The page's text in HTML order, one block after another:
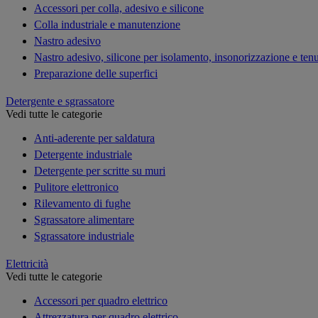
Accessori per colla, adesivo e silicone
Colla industriale e manutenzione
Nastro adesivo
Nastro adesivo, silicone per isolamento, insonorizzazione e
Preparazione delle superfici
Detergente e sgrassatore
Vedi tutte le categorie
Anti-aderente per saldatura
Detergente industriale
Detergente per scritte su muri
Pulitore elettronico
Rilevamento di fughe
Sgrassatore alimentare
Sgrassatore industriale
Elettricità
Vedi tutte le categorie
Accessori per quadro elettrico